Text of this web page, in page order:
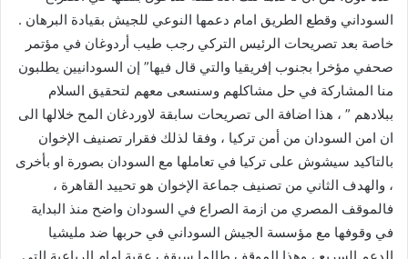
السوداني وقطع الطريق امام دعمها النوعي للجيش بقيادة البرهان .
خاصة بعد تصريحات الرئيس التركي رجب طيب أردوغان في مؤتمر
صحفي مؤخرا بجنوب إفريقيا والتي قال فيها” إن السودانيين يطلبون
منا المشاركة في حل مشاكلهم وسنسعى معهم لتحقيق السلام
ببلادهم ” ، هذا اضافة الى تصريحات سابقة لاوردغان المح خلالها الى
ان امن السودان من أمن تركيا ، وفقا لذلك فقرار تصنيف الإخوان
بالتاكيد سيشوش على تركيا في تعاملها مع السودان بصورة او بأخرى
، والهدف الثاني من تصنيف جماعة الإخوان هو تحييد القاهرة ،
فالموقف المصري من ازمة الصراع في السودان واضح منذ البداية
في وقوفها مع مؤسسة الجيش السوداني في حربها ضد مليشيا